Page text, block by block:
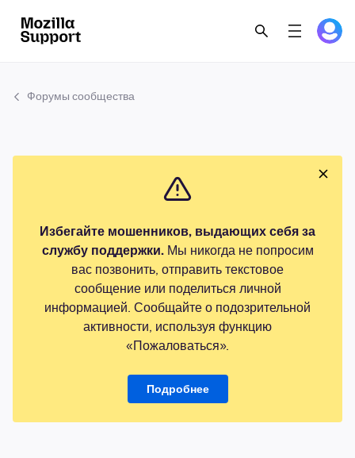
Форумы сообщества
Избегайте мошенников, выдающих себя за
службу поддержки.Мы никогда не попросим
вас позвонить, отправить текстовое
сообщение или поделиться личной
информацией. Сообщайте о подозрительной
активности, используя функцию
«Пожаловаться».
Подробнее